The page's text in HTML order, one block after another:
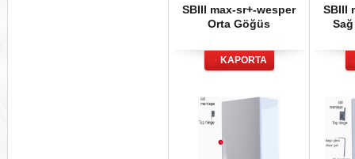
SBIII max-sr+-wesper
Orta Göğüs
KAPORTA
SBIII